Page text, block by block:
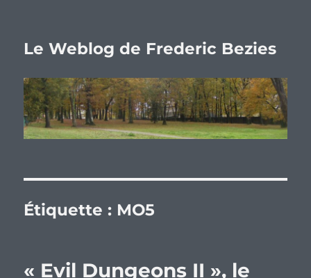
Le Weblog de Frederic Bezies
Étiquette : MO5
« Evil Dungeons II », le